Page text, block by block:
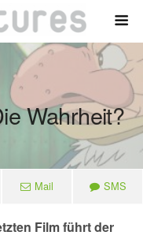
Wahrheit?
Mail SMS
Film führt der